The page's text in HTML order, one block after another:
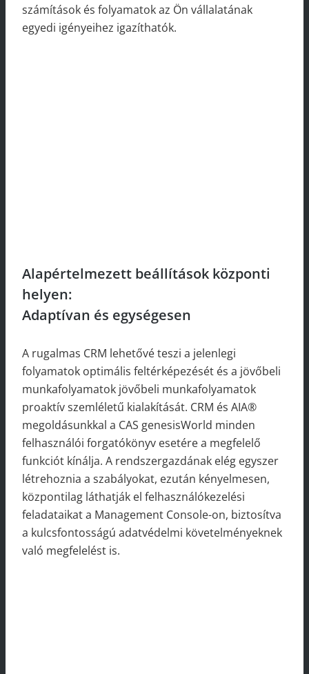
számítások és folyamatok az Ön vállalatának
egyedi igényeihez igazíthatók.
Alapértelmezett beállítások központi
helyen:
Adaptívan és egységesen
A rugalmas CRM lehetővé teszi a jelenlegi
folyamatok optimális feltérképezését és a jövőbeli
munkafolyamatok jövőbeli munkafolyamatok
proaktív szemléletű kialakítását. CRM és AIA®
megoldásunkkal a CAS genesisWorld minden
felhasználói forgatókönyv esetére a megfelelő
funkciót kínálja. A rendszergazdának elég egyszer
létrehoznia a szabályokat, ezután kényelmesen,
központilag láthatják el felhasználókezelési
feladataikat a Management Console-on, biztosítva
a kulcsfontosságú adatvédelmi követelményeknek
való megfelelést is.